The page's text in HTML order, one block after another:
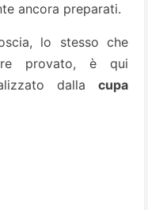
ancora preparati.
lo stesso che
provato, è qui
dalla cupa